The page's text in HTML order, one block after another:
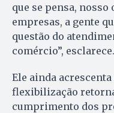
que se pensa, nosso
empresas, a gente
questão do
comércio”, esclarece.
Ele ainda acrescenta
flexibilização
cumprimento dos